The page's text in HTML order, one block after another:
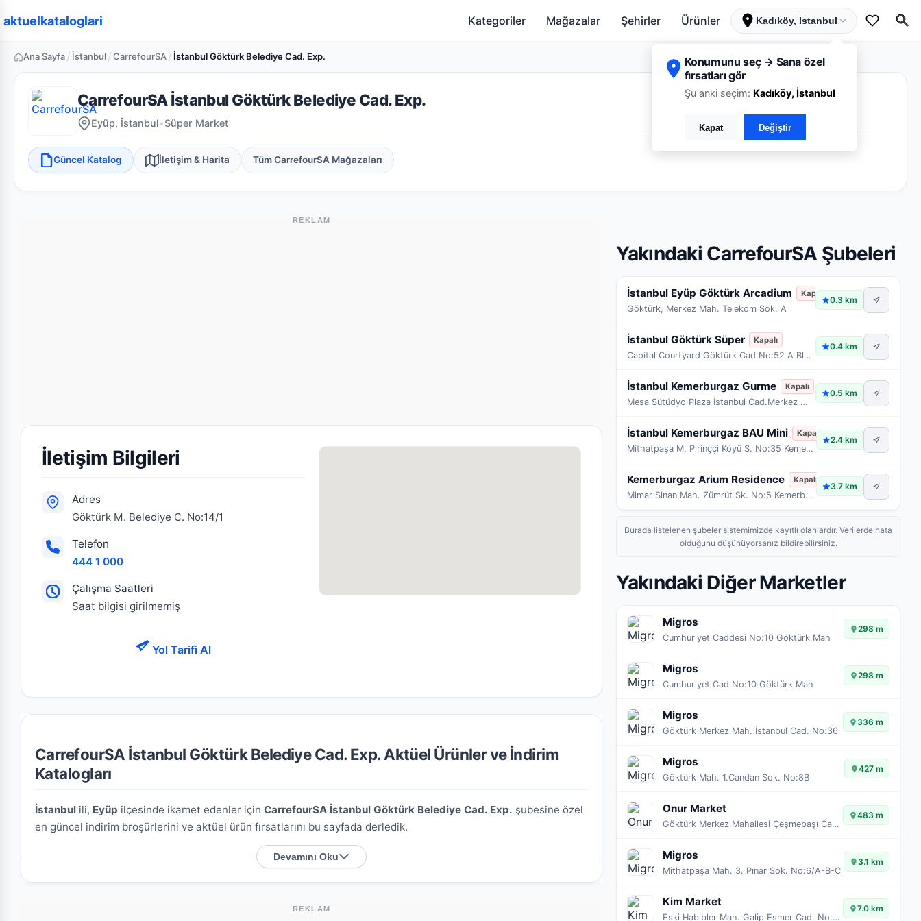
aktuelkataloglari Kategoriler Mağazalar Şehirler Ürünler Kadıköy, İstanbul
Konumunu seç → Sana özel
fırsatları gör
Şu anki seçim: Kadıköy, İstanbul
Kapat Değiştir
Ana Sayfa/ İstanbul/CarrefourSA/ İstanbul Göktürk Belediye Cad. Exp.
CarrefourSA İstanbul Göktürk Belediye Cad. Exp.
Eyüp, İstanbul•Süper Market
Güncel Katalog İletişim & Harita Tüm CarrefourSA Mağazaları
REKLAM
İletişim Bilgileri
Adres
Göktürk M. Belediye C. No:14/1
Telefon
444 1 000
Çalışma Saatleri
Saat bilgisi girilmemiş
Yol Tarifi Al
CarrefourSA İstanbul Göktürk Belediye Cad. Exp. Aktüel Ürünler ve İndirim
Katalogları
İstanbul ili, Eyüp ilçesinde ikamet edenler için CarrefourSA İstanbul Göktürk Belediye Cad. Exp. şubesine özel
en güncel indirim broşürlerini ve aktüel ürün fırsatlarını bu sayfada derledik.
CarrefourSA İstanbul Göktürk Belediye Cad. Exp. Nerede?
Mağazamızın açık adresi şöyledir:Göktürk M. Belediye C. No:14/1. Harita üzerindeki konumu kullanarak
Devamını Oku
REKLAM
Yakındaki CarrefourSA Şubeleri
İstanbul Eyüp Göktürk Arcadium Kapalı
Göktürk, Merkez Mah. Telekom Sok. A
0.3 km
İstanbul Göktürk Süper Kapalı
Capital Courtyard Göktürk Cad.No:52 A Blok(1,2,3,4
0.4 km
İstanbul Kemerburgaz Gurme Kapalı
Mesa Sütüdyo Plaza İstanbul Cad.Merkez Mah.Tan Sk.
0.5 km
İstanbul Kemerburgaz BAU Mini Kapalı
Mithatpaşa M. Pirinççi Köyü S. No:35 Kemerburgaz
2.4 km
Kemerburgaz Arium Residence Kapalı
Mimar Sinan Mah. Zümrüt Sk. No:5 Kemerburgaz
3.7 km
Burada listelenen şubeler sistemimizde kayıtlı olanlardır. Verilerde hata
olduğunu düşünüyorsanız bildirebilirsiniz.
Yakındaki Diğer Marketler
Migros
Cumhuriyet Caddesi No:10 Göktürk Mah
298 m
Migros
Cumhuriyet Cad.No:10 Göktürk Mah
298 m
Migros
Göktürk Merkez Mah. İstanbul Cad. No:36
336 m
Migros
Göktürk Mah. 1.Candan Sok. No:8B
427 m
Onur Market
Göktürk Merkez Mahallesi Çeşmebaşı Caddesi No:17 34077 Göktürk
483 m
Migros
Mithatpaşa Mah. 3. Pınar Sok. No:6/A-B-C
3.1 km
Kim Market
Eski Habibler Mah. Galip Esmer Cad. No:36
7.0 km